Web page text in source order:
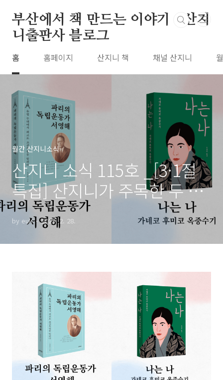
부산에서 책 만드는 이야기 : 산지
니출판사 블로그
홈 홈페이지 산지니 책 채널 산지니
월간 산지니소식
산지니 소식 115호 _[3·1절
특집] 산지니가 주목한 두 명
의 독립운동가
by euk 2023. 2. 28.